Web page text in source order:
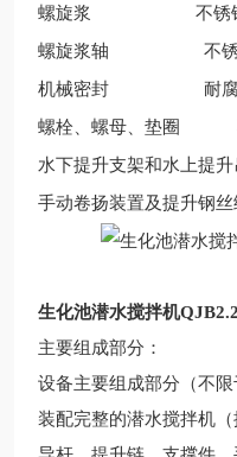
螺旋浆 不锈
螺旋浆轴 不
机械密封 耐
螺栓、螺母、垫圈
水下提升支架和水上提升
手动卷扬装置及提升钢丝
生化池潜水搅拌机
主要组成部分：
设备主要组成部分（不限
装配完整的潜水搅拌机